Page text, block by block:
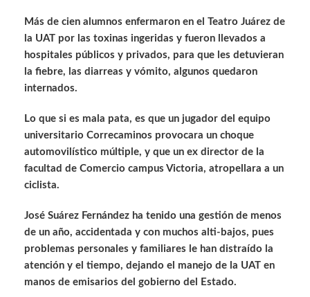
Más de cien alumnos enfermaron en el Teatro Juárez de
la UAT por las toxinas ingeridas y fueron llevados a
hospitales públicos y privados, para que les detuvieran
la fiebre, las diarreas y vómito, algunos quedaron
internados.
Lo que si es mala pata, es que un jugador del equipo
universitario Correcaminos provocara un choque
automovilístico múltiple, y que un ex director de la
facultad de Comercio campus Victoria, atropellara a un
ciclista.
José Suárez Fernández ha tenido una gestión de menos
de un año, accidentada y con muchos alti-bajos, pues
problemas personales y familiares le han distraído la
atención y el tiempo, dejando el manejo de la UAT en
manos de emisarios del gobierno del Estado.